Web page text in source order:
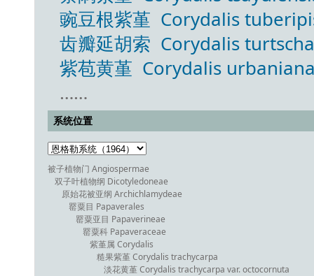
豌豆根紫堇 Corydalis
齿瓣延胡索 Corydalis
紫苞黄堇 Corydalis
……
系统位置
被子植物门 Angiospermae
双子叶植物纲 Dicotyledoneae
原始花被亚纲 Archichlamydeae
罂粟目 Papaverales
罂粟亚目 Papaverineae
罂粟科 Papaveraceae
紫堇属 Corydalis
糙果紫堇 Corydalis trachycarpa
淡花黄堇 Corydalis trachycarpa var. octocornuta